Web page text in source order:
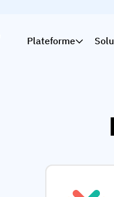
Plateforme